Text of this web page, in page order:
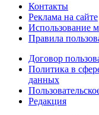
Контакты
Реклама на сайте
Использование
Правила
Договор
Политика в
данных
Редакция